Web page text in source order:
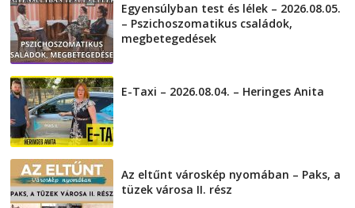
Egyensúlyban test és lélek – 2026.08.05.
– Pszichoszomatikus családok,
megbetegedések
E-Taxi – 2026.08.04. – Heringes Anita
Az eltűnt városkép nyomában – Paks, a
tüzek városa II. rész